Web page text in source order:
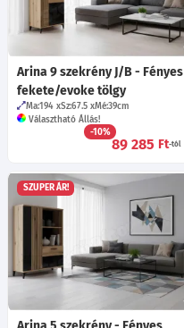
Arina 9 szekrény J/B - Fényes
fekete/evoke tölgy
Ma:194 Sz:67.5 Mé:39cm
Választható Állás!
-10%
89 285 Ft-tól
SZUPER ÁR!